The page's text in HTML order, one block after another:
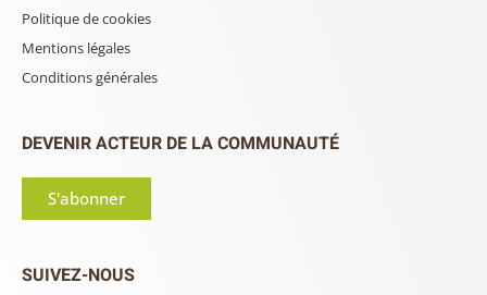
Politique de cookies
Mentions légales
Conditions générales
DEVENIR ACTEUR DE LA COMMUNAUTÉ
S'abonner
SUIVEZ-NOUS